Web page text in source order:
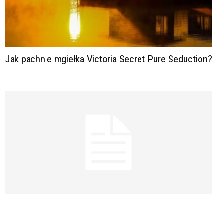
Jak pachnie mgiełka Victoria Secret Pure Seduction?